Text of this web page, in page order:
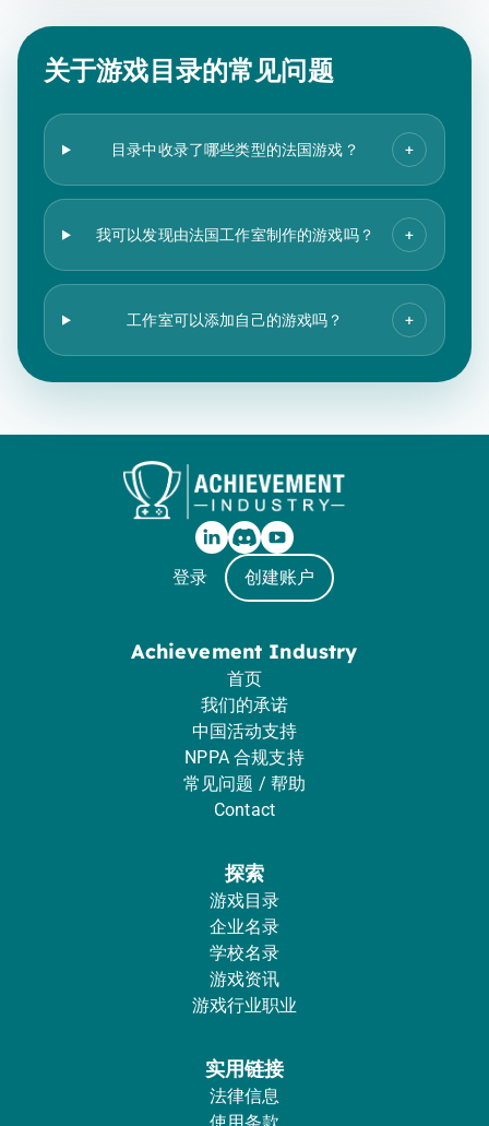
关于游戏目录的常见问题
目录中收录了哪些类型的法国游戏？ +
我可以发现由法国工作室制作的游戏吗？ +
工作室可以添加自己的游戏吗？ +
登录 创建账户
Achievement Industry
首页
我们的承诺
中国活动支持
NPPA 合规支持
常见问题 / 帮助
Contact
探索
游戏目录
企业名录
学校名录
游戏资讯
游戏行业职业
实用链接
法律信息